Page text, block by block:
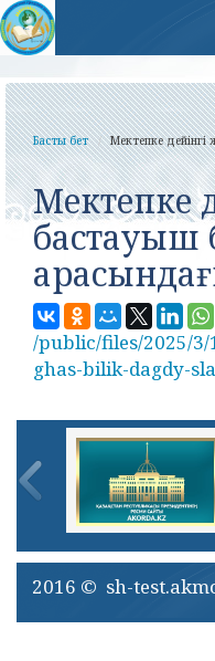
Басты бет Мектепке дейінгі
Мектепке
бастауыш
/public/files/2025/3/
ghas-bilik-dagdy-
2016 © sh-